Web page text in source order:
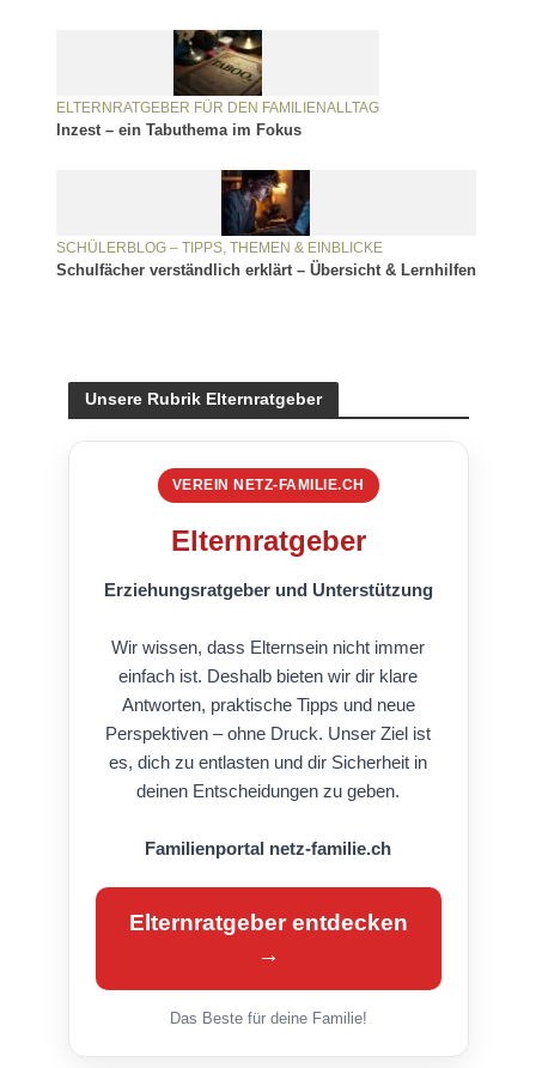
ELTERNRATGEBER FÜR DEN FAMILIENALLTAG
Inzest – ein Tabuthema im Fokus
SCHÜLERBLOG – TIPPS, THEMEN & EINBLICKE
Schulfächer verständlich erklärt – Übersicht & Lernhilfen
Unsere Rubrik Elternratgeber
VEREIN NETZ-FAMILIE.CH
Elternratgeber
Erziehungsratgeber und Unterstützung
Wir wissen, dass Elternsein nicht immer
einfach ist. Deshalb bieten wir dir klare
Antworten, praktische Tipps und neue
Perspektiven – ohne Druck. Unser Ziel ist
es, dich zu entlasten und dir Sicherheit in
deinen Entscheidungen zu geben.
Familienportal netz-familie.ch
Elternratgeber entdecken
→
Das Beste für deine Familie!